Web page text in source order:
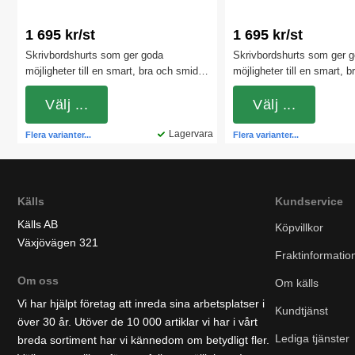
1 695 kr/st
Skrivbordshurts som ger goda
möjligheter till en smart, bra och smidig
förvaring av mindre kontorsföremål och
dokument. Exempelvis
anteckningsblock, post-it lappar, pennor
och suddigummi. Finns med 3 olikaLagervara
Flera varianter...
Välj ...
1 695 kr/st
Skrivbordshurts som ger
möjligheter till en smart,
förvaring av mindre
dokument. Exempelvis
anteckningsblock, post-it
och suddigummi. Finns
Flera varianter...
Välj ...
Källs
Källs AB
Växjövägen 321
Om oss
Vi har hjälpt företag att inreda sina arbetsplatser i
över 30 år. Utöver de 10 000 artiklar vi har i vårt
breda sortiment har vi kännedom om betydligt fler.
Kundservice
Köpvillkor
Om källs
Kundtjänst
Lediga tjänster